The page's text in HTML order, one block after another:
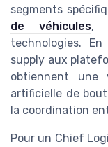
segments
de véhicules,
technologies.
supply aux
obtiennent une
artificielle de
la coordination
Pour un Chief